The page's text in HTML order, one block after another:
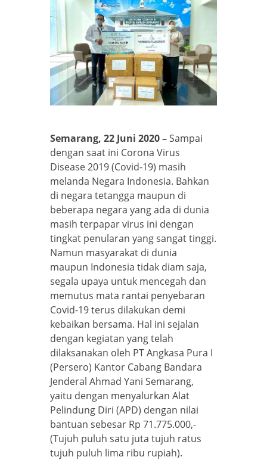
Semarang, 22 Juni 2020 –Sampai
dengan saat ini Corona Virus
Disease 2019 (Covid-19) masih
melanda Negara Indonesia. Bahkan
di negara tetangga maupun di
beberapa negara yang ada di dunia
masih terpapar virus ini dengan
tingkat penularan yang sangat tinggi.
Namun masyarakat di dunia
maupun Indonesia tidak diam saja,
segala upaya untuk mencegah dan
memutus mata rantai penyebaran
Covid-19 terus dilakukan demi
kebaikan bersama. Hal ini sejalan
dengan kegiatan yang telah
dilaksanakan oleh PT Angkasa Pura I
(Persero) Kantor Cabang Bandara
Jenderal Ahmad Yani Semarang,
yaitu dengan menyalurkan Alat
Pelindung Diri (APD) dengan nilai
bantuan sebesar Rp 71.775.000,-
(Tujuh puluh satu juta tujuh ratus
tujuh puluh lima ribu rupiah).